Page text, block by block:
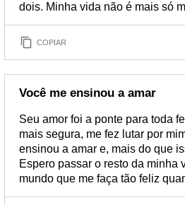
dois. Minha vida não é mais só
COPIAR
Você me ensinou a amar
Seu amor foi a ponte para toda
mais segura, me fez lutar por
ensinou a amar e, mais do que
Espero passar o resto da minha
mundo que me faça tão feliz